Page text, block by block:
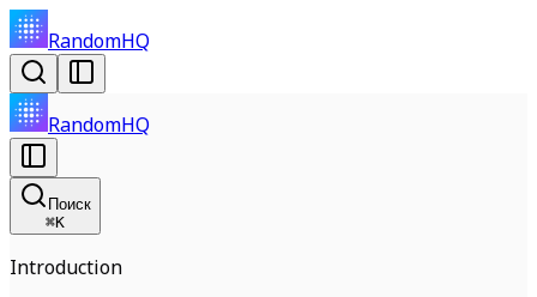
RandomHQ
RandomHQ
Поиск
⌘K
Introduction